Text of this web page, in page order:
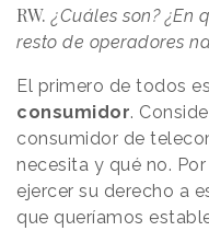
RW. ¿Cuáles son? ¿En
resto de operadores
El primero de todos
consumidor.
consumidor de
necesita y qué no.
ejercer su derecho a
que queríamos